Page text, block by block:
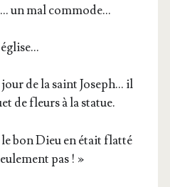
un mal commode…
de la saint Joseph… il
de fleurs à la statue.
bon Dieu en était flat­té
pas ! »